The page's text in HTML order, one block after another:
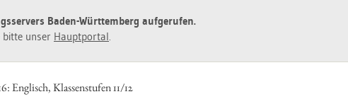
Baden-Würt­tem­berg auf­ge­ru­fen.
bitte unser Haupt­por­tal.
Eng­lisch, Klas­sen­stu­fen 11/12